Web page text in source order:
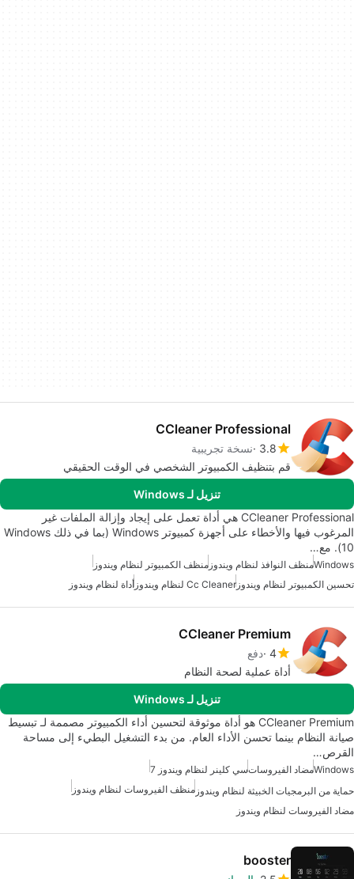
CCleaner Professional
3.8 نسخة تجريبية
قم بتنظيف الكمبيوتر الشخصي في الوقت الحقيقي
تنزيل لـ Windows
CCleaner Professional هي أداة تعمل على إيجاد وإزالة الملفات غير
المرغوب فيها والأخطاء على أجهزة كمبيوتر Windows (بما في ذلك Windows
10). مع…
Windowsمنظف النوافذ لنظام ويندوز منظف الكمبيوتر لنظام ويندوز
تحسين الكمبيوتر لنظام ويندوز Cc Cleaner لنظام ويندوز أداة لنظام ويندوز
CCleaner Premium
4 دفع
أداة عملية لصحة النظام
تنزيل لـ Windows
CCleaner Premium هو أداة موثوقة لتحسين أداء الكمبيوتر مصممة لـ تبسيط
صيانة النظام بينما تحسن الأداء العام. من بدء التشغيل البطيء إلى مساحة
القرص…
Windowsمضاد الفيروساتسي كلينر لنظام ويندوز 7
حماية من البرمجيات الخبيثة لنظام ويندوز منظف الفيروسات لنظام ويندوز
مضاد الفيروسات لنظام ويندوز
booster